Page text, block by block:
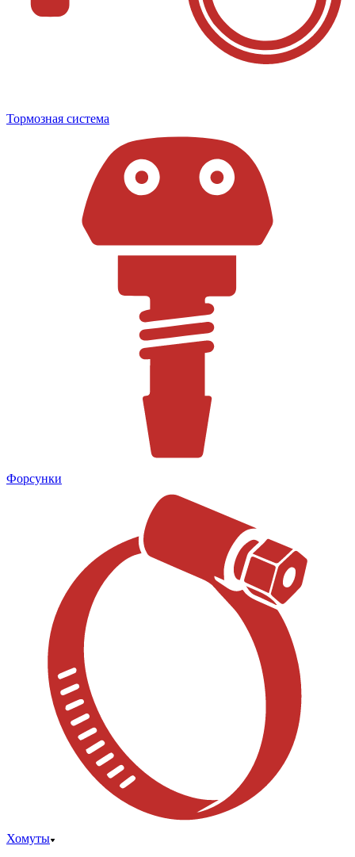
Тормозная система
Форсунки
Хомуты